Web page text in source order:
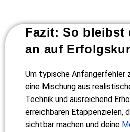
Fazit: So bleibst
an auf
Um typische Anfängerfehler
eine Mischung aus
Technik und ausreichend
erreichbaren Etappenzielen,
sichtbar machen und deine